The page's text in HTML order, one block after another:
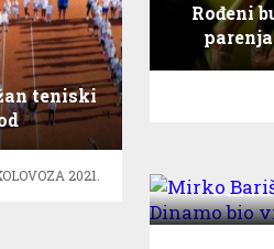
teniski
Zaklade
2021.
Rođeni